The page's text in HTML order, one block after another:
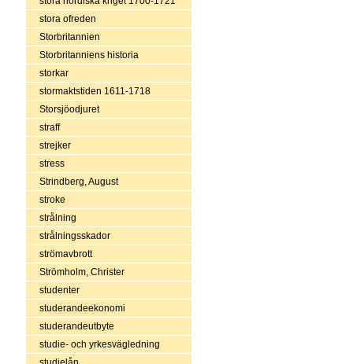
stora ofreden
Storbritannien
Storbritanniens historia
storkar
stormaktstiden 1611-1718
Storsjöodjuret
straff
strejker
stress
Strindberg, August
stroke
strålning
strålningsskador
strömavbrott
Strömholm, Christer
studenter
studerandeekonomi
studerandeutbyte
studie- och yrkesvägledning